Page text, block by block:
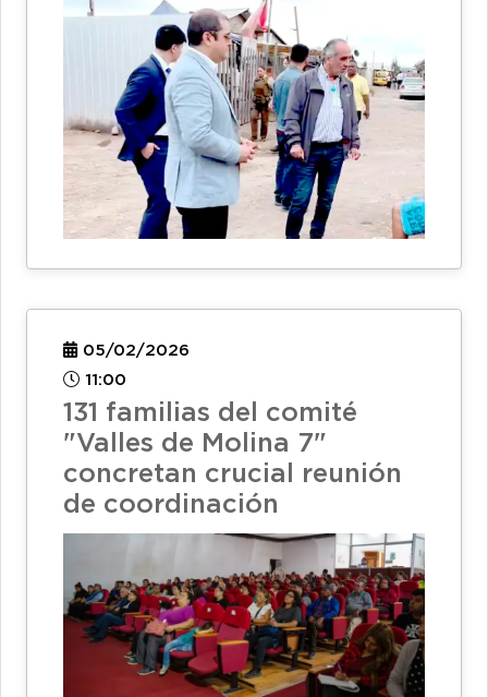
05/02/2026
11:00
131 familias del comité
"Valles de Molina 7"
concretan crucial reunión
de coordinación